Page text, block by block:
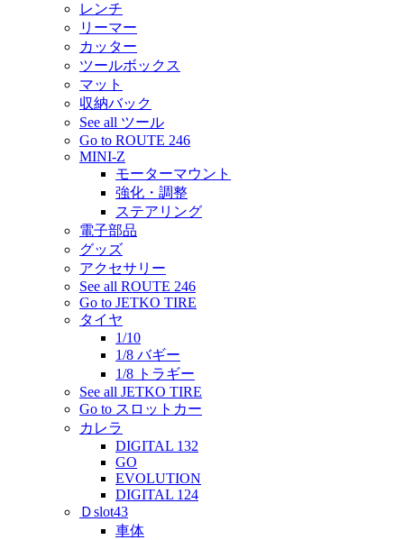
レンチ
リーマー
カッター
ツールボックス
マット
収納バック
See all ツール
Go to ROUTE 246
MINI-Z
モーターマウント
強化・調整
ステアリング
電子部品
グッズ
アクセサリー
See all ROUTE 246
Go to JETKO TIRE
タイヤ
1/10
1/8 バギー
1/8 トラギー
See all JETKO TIRE
Go to スロットカー
カレラ
DIGITAL 132
GO
EVOLUTION
DIGITAL 124
Ｄslot43
車体